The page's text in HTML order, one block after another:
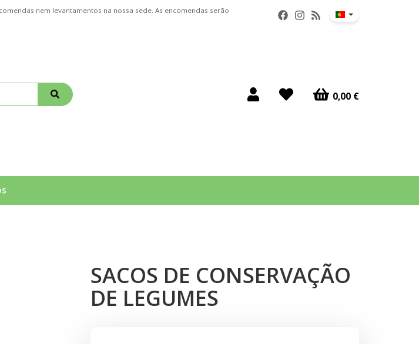
nem levantamentos na nossa sede. As encomendas serão
0,00 €
SACOS DE CONSERVAÇÃO
DE LEGUMES